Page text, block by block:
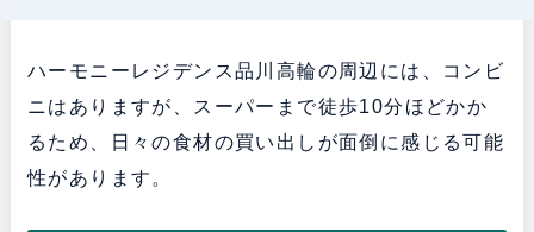
ハーモニーレジデンス品川高輪の周辺には、コンビ
ニはありますが、スーパーまで徒歩10分ほどかか
るため、日々の食材の買い出しが面倒に感じる可能
性があります。